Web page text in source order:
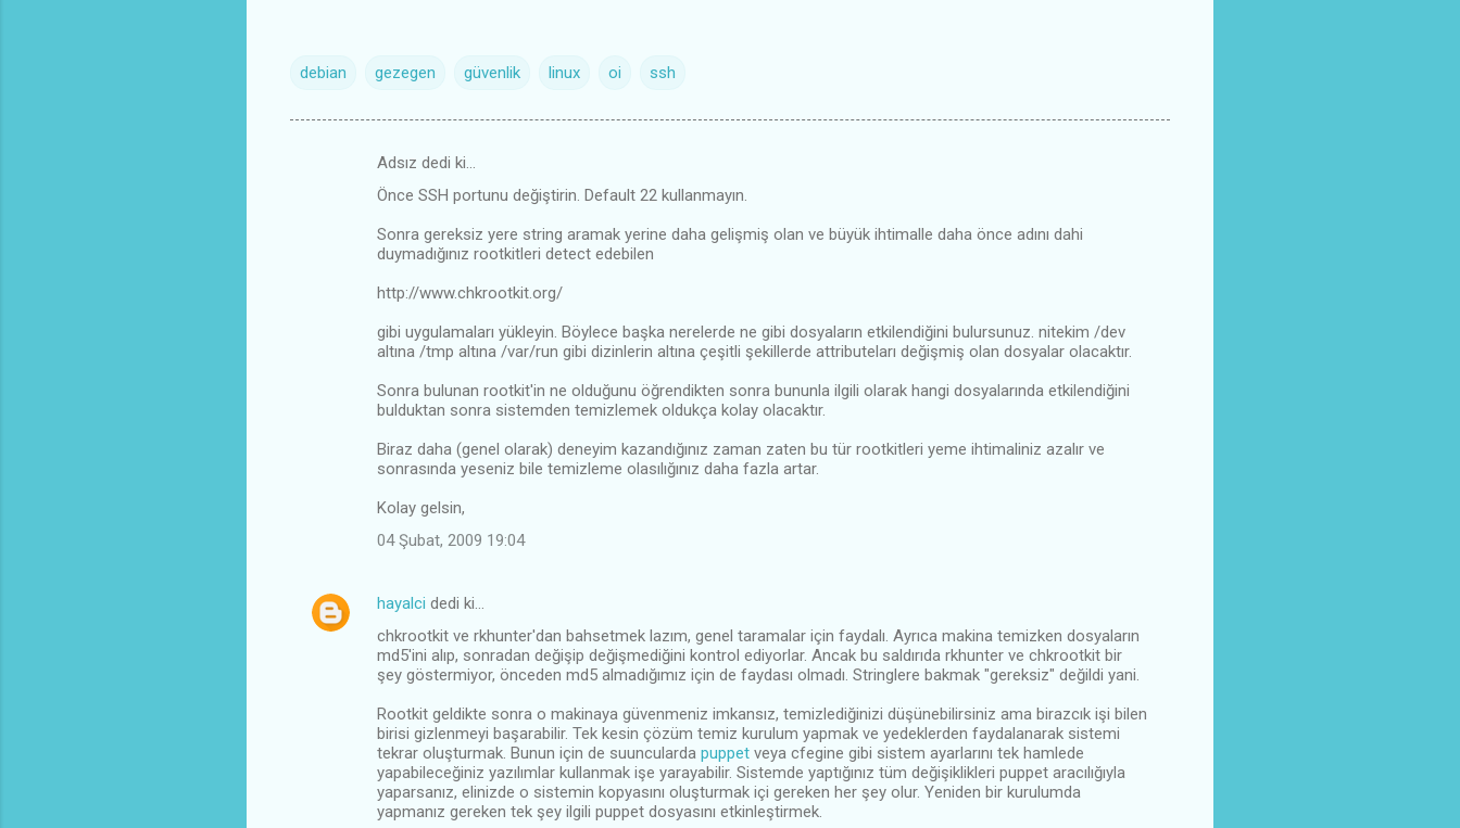
debian gezegen güvenlik linux oi ssh
Adsız dedi ki…
Önce SSH portunu değiştirin. Default 22 kullanmayın.
Sonra gereksiz yere string aramak yerine daha gelişmiş olan ve büyük ihtimalle daha önce adını dahi
duymadığınız rootkitleri detect edebilen
http://www.chkrootkit.org/
gibi uygulamaları yükleyin. Böylece başka nerelerde ne gibi dosyaların etkilendiğini bulursunuz. nitekim /dev
altına /tmp altına /var/run gibi dizinlerin altına çeşitli şekillerde attributeları değişmiş olan dosyalar olacaktır.
Sonra bulunan rootkit'in ne olduğunu öğrendikten sonra bununla ilgili olarak hangi dosyalarında etkilendiğini
bulduktan sonra sistemden temizlemek oldukça kolay olacaktır.
Biraz daha (genel olarak) deneyim kazandığınız zaman zaten bu tür rootkitleri yeme ihtimaliniz azalır ve
sonrasında yeseniz bile temizleme olasılığınız daha fazla artar.
Kolay gelsin,
04 Şubat, 2009 19:04
hayalci dedi ki…
chkrootkit ve rkhunter'dan bahsetmek lazım, genel taramalar için faydalı. Ayrıca makina temizken dosyaların
md5'ini alıp, sonradan değişip değişmediğini kontrol ediyorlar. Ancak bu saldırıda rkhunter ve chkrootkit bir
şey göstermiyor, önceden md5 almadığımız için de faydası olmadı. Stringlere bakmak "gereksiz" değildi yani.
Rootkit geldikte sonra o makinaya güvenmeniz imkansız, temizlediğinizi düşünebilirsiniz ama birazcık işi bilen
birisi gizlenmeyi başarabilir. Tek kesin çözüm temiz kurulum yapmak ve yedeklerden faydalanarak sistemi
tekrar oluşturmak. Bunun için de suuncularda puppet veya cfegine gibi sistem ayarlarını tek hamlede
yapabileceğiniz yazılımlar kullanmak işe yarayabilir. Sistemde yaptığınız tüm değişiklikleri puppet aracılığıyla
yaparsanız, elinizde o sistemin kopyasını oluşturmak içi gereken her şey olur. Yeniden bir kurulumda
yapmanız gereken tek şey ilgili puppet dosyasını etkinleştirmek.